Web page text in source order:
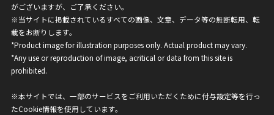
がございますが、ご了承ください。
※当サイトに掲載されているすべての画像、文章、データ等の無断転用、転
載をお断りします。
*Product image for illustration purposes only. Actual product may vary.
*Any use or reproduction of image, acritical or data from this site is
prohibited.
※本サイトでは、一部のサービスをご利用いただくために付与設定等を行っ
たCookie情報を使用しています。